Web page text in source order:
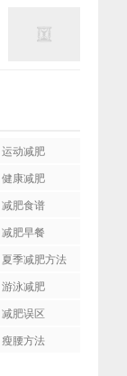
运动减肥
健康减肥
减肥食谱
减肥早餐
夏季减肥方法
游泳减肥
减肥误区
瘦腰方法